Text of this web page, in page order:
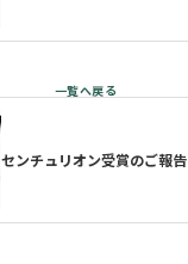
センチュリオン受賞のご報告